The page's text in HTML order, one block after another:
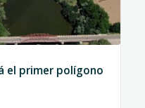
el primer polígono